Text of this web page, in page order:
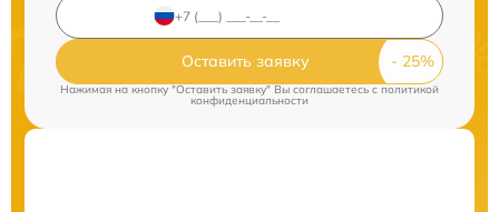
Оставить заявку
Нажимая на кнопку "Оставить заявку" Вы соглашаетесь c политикой
конфиденциальности